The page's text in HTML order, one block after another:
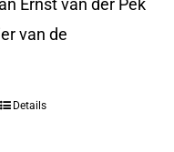
Ernst van der Pek
van de
Details